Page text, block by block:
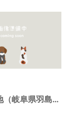
西的場緑地（岐阜県羽島市）